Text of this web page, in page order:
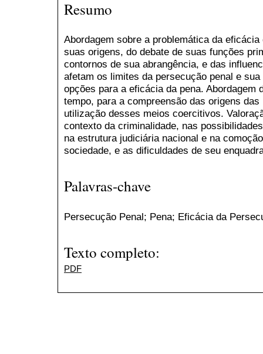
Resumo
Abordagem sobre a problemática da
suas origens, do debate de suas funções
contornos de sua abrangência, e das
afetam os limites da persecução penal e
opções para a eficácia da pena. Abordagem
tempo, para a compreensão das origens
utilização desses meios coercitivos.
contexto da criminalidade, nas
na estrutura judiciária nacional e na
sociedade, e as dificuldades de seu
Palavras-chave
Persecução Penal; Pena; Eficácia da
Texto completo:
PDF